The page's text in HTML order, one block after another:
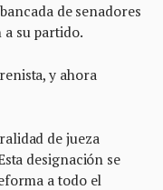
de senadores
su partido.
y ahora
de jueza
designación se
a todo el